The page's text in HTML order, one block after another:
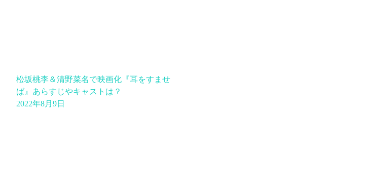
松坂桃李＆清野菜名で映画化『耳をすませ
ば』あらすじやキャストは？
2022年8月9日